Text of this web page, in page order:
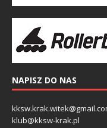
NAPISZ DO NAS
klub@kksw-krak.pl